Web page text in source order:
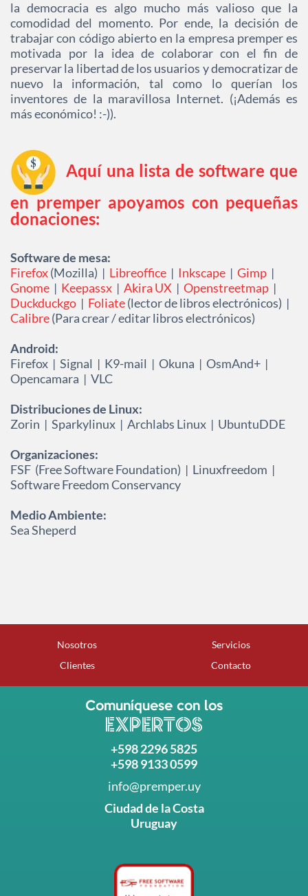
la democracia es algo mucho más valioso que la
comodidad del momento. Por ende, la decisión de
trabajar con código abierto en la empresa premper es
motivada por la idea de colaborar con el fin de
preservar la libertad de los usuarios y democratizar de
nuevo la información, tal como lo querían los
inventores de la maravillosa Internet. (¡Además es
más económico! :-)).
Aquí una lista de software que
en premper apoyamos con pequeñas
donaciones:
Software de mesa:
Firefox(Mozilla) | Libreoffice | Inkscape | Gimp |
Gnome | Keepassx | Akira UX | Openstreetmap |
Duckduckgo | Foliate(lector de libros electrónicos) |
Calibre(Para crear / editar libros electrónicos)
Android:
Firefox | Signal | K9-mail | Okuna | OsmAnd+ |
Opencamara | VLC
Distribuciones de Linux:
Zorin | Sparkylinux | Archlabs Linux | UbuntuDDE
Organizaciones:
FSF (Free Software Foundation) | Linuxfreedom |
Software Freedom Conservancy
Medio Ambiente:
Sea Sheperd
Nosotros
Servicios
Clientes
Contacto
Comuníquese con los
EXPERTOS
+5982296 5825
+598 9133 0599
info@premper.uy
Ciudad de la Costa
Uruguay